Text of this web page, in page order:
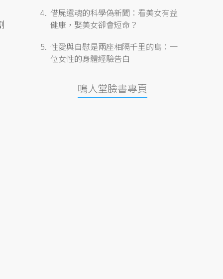
借屍還魂的科學偽新聞：看美女有益
健康，娶美女卻會短命？
性愛與自慰是兩座相隔千里的島：一
位女性的身體經驗告白
鳴人堂臉書專頁